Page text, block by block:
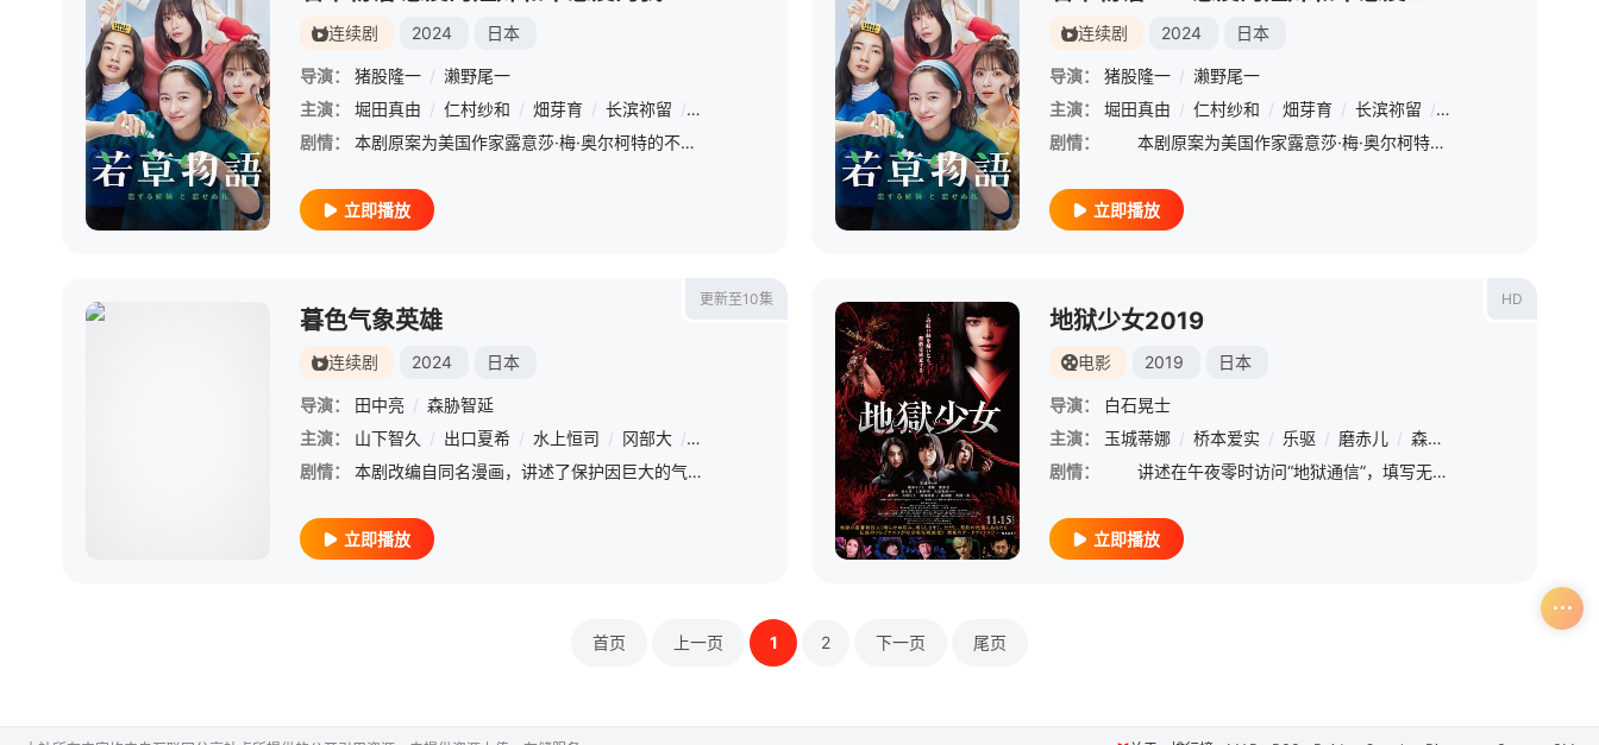
连续剧 2024 日本
导演： 猪股隆一 / 濑野尾一
主演：
堀田真由 / 仁村纱和 / 畑芽育 / 长滨祢留 / 一之濑飒
剧情：
本剧原案为美国作家露意莎·梅·奥尔柯特的不朽畅销书《小妇人》【嘿叭电影-热播电视剧免费在线观看】从“如果那四姐妹生活在令和日本”的构思出发，大胆地将舞台置换到现代来描写的社会派姐妹喜剧。町田家的四姐妹
立即播放
连续剧 2024 日本
导演： 猪股隆一 / 濑野尾一
主演：
堀田真由 / 仁村纱和 / 畑芽育 / 长滨祢留 / 一之濑飒
剧情：
本剧原案为美国作家露意莎·梅·奥尔柯特的不朽畅销书《小妇人》。从“如果那四姐妹生活在令和日本”的构思出发，大胆地将舞台置换到现代来描写的社会派姐妹喜剧。町田家的四姐妹在同一个屋檐下坚强而又吵闹地生
立即播放
更新至10集
暮色气象英雄
连续剧 2024 日本
导演： 田中亮 / 森胁智延
主演：
山下智久 / 出口夏希 / 水上恒司 / 冈部大 / 仁村纱和 平岩纸 / 音尾琢真 / 真矢美纪 / 渡边圭介 / 玉田志织 / 馆博 / 本田翼
剧情：
本剧改编自同名漫画，讲述了保护因巨大的气象灾害面临威胁的生命，运用智慧和知识在最前线冒着生命危险进行救援的SDM本部（特别灾害对策本部）成员的奋斗故事。山下智久饰演SDM本部主任、天才气象研究官晴原柑
立即播放
HD
地狱少女2019
电影 2019 日本
导演：
白石晃士
主演：
玉城蒂娜 / 桥本爱实 / 乐驱 / 磨赤儿 / 森七菜
剧情：
讲述在午夜零时访问“地狱通信”，填写无法平息的怨恨的话，地狱少女将会出现将你所怨恨之人打入地狱的深渊。观众将跟随地狱少女阎魔爱看尽人间百态【嘿叭电影-热播综艺免费在线观看】
立即播放
首页 上一页 1 2 下一页 尾页